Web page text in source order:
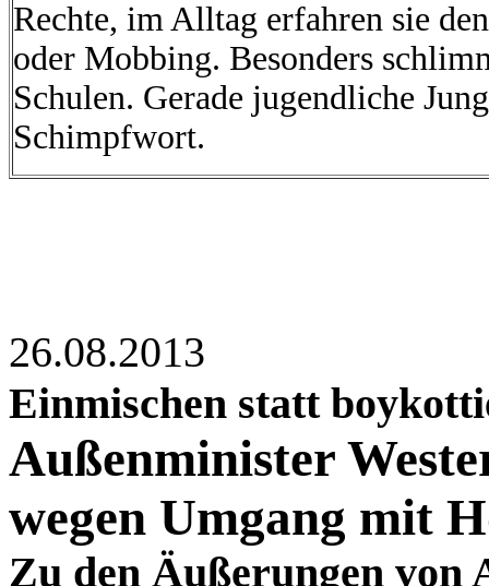
Rechte, im Alltag erfahren sie
oder Mobbing. Besonders
Schulen. Gerade jugendliche
Schimpfwort.
26.08.2013
Einmischen statt
Außenminister
wegen Umgang mit
Zu den Äußerungen von